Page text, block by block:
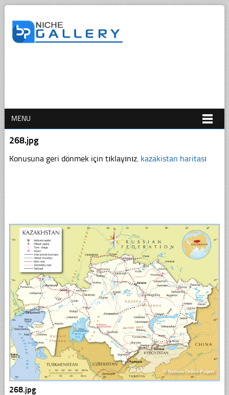
MENU
268.jpg
Konusuna geri dönmek için tıklayınız. kazakistan haritası
268.jpg